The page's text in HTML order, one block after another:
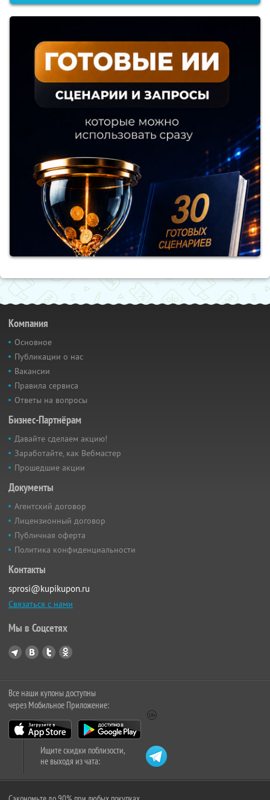
Компания
Основное
Публикации о нас
Вакансии
Правила сервиса
Ответы на вопросы
Бизнес-Партнёрам
Давайте сделаем акцию!
Заработайте, как Вебмастер
Прошедшие акции
Документы
Агентский договор
Лицензионный договор
Публичная оферта
Политика конфиденциальности
Контакты
sprosi@kupikupon.ru
Связаться с нами
Мы в Соцсетях
Все наши купоны доступны
через Мобильное Приложение:
Ищите скидки поблизости,
не выходя из чата: